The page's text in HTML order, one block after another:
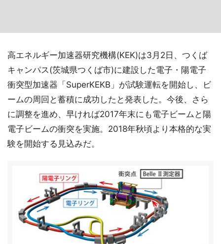
高エネルギー加速器研究機構(KEK)は3月2日、つくば
キャンパス(茨城県つくば市)に建設した電子・陽電子
衝突型加速器「SuperKEKB」が試験運転を開始し、ビ
ームの周回と蓄積に成功したと発表した。今後、さら
に調整を進め、早ければ2017年末にも電子ビームと陽
電子ビームの衝突を実施。2018年秋頃より本格的な実
験を開始する見込みだ。